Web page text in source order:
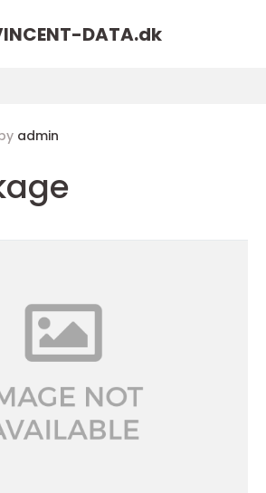
DATA.dk
admin